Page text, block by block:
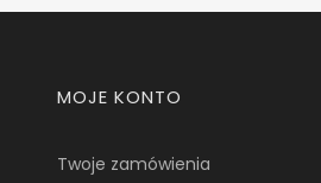
Linki w stopce
MOJE KONTO
Twoje zamówienia